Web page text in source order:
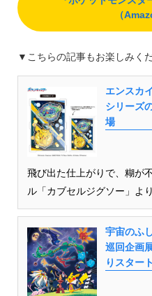
（
▼こちらの記事もお楽しみく
エンスカ
シリーズ
場
飛び出た仕上がりで、糊が
ル「カブセルジグソー」よ
宇宙のふ
巡回企画
りスタート